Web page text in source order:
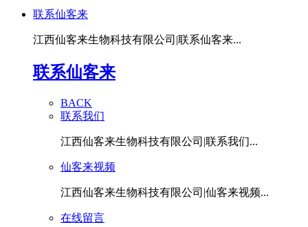
联系仙客来
江西仙客来生物科技有限公司|联系仙客来...
联系仙客来
BACK
联系我们
江西仙客来生物科技有限公司|联系我们...
仙客来视频
江西仙客来生物科技有限公司|仙客来视频...
在线留言